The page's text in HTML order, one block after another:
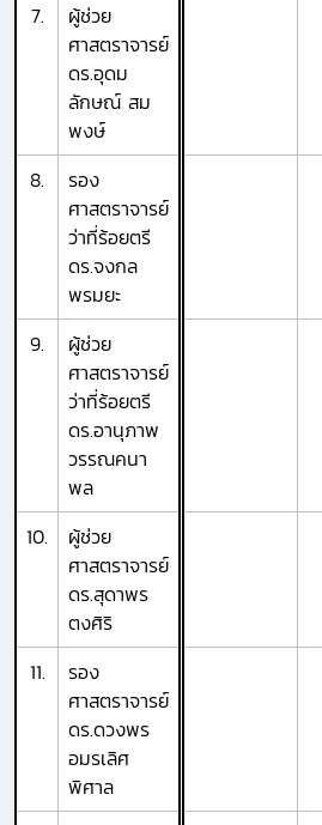
7.
ผู้ช่วย
ศาสตราจารย์
ดร.อุดม
ลักษณ์ สม
พงษ์
8.
รอง
ศาสตราจารย์
ว่าที่ร้อยตรี
ดร.จงกล
พรมยะ
9.
ผู้ช่วย
ศาสตราจารย์
ว่าที่ร้อยตรี
ดร.อานุภาพ
วรรณคนา
พล
10.
ผู้ช่วย
ศาสตราจารย์
ดร.สุดาพร
ตงศิริ
11.
รอง
ศาสตราจารย์
ดร.ดวงพร
อมรเลิศ
พิศาล